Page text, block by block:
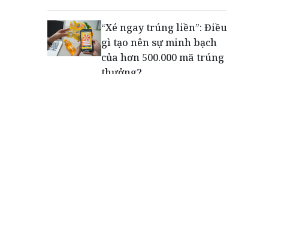
“Xé ngay trúng liền”: Điều
gì tạo nên sự minh bạch
của hơn 500.000 mã trúng
thưởng?